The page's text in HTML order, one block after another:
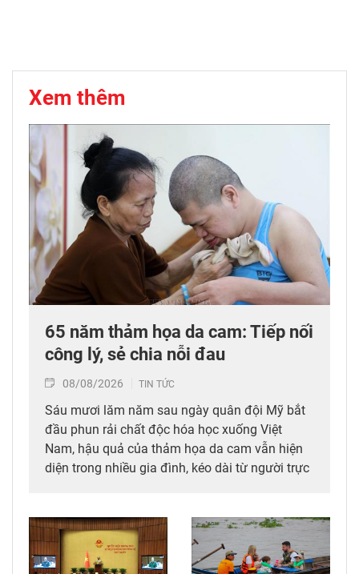
Xem thêm
65 năm thảm họa da cam: Tiếp nối
công lý, sẻ chia nỗi đau
08/08/2026 TIN TỨC
Sáu mươi lăm năm sau ngày quân đội Mỹ bắt
đầu phun rải chất độc hóa học xuống Việt
Nam, hậu quả của thảm họa da cam vẫn hiện
diện trong nhiều gia đình, kéo dài từ người trực
diễn ra tại các tòa án quốc tế mà còn cần được
tiếp tục bằng những chính sách đủ đầy hơn, để
những người sinh ra trong hòa bình không bị